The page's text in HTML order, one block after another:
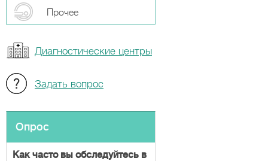
Прочeе
Диагностические центры
Задать вопрос
Опрос
Как часто вы обследуйтесь в